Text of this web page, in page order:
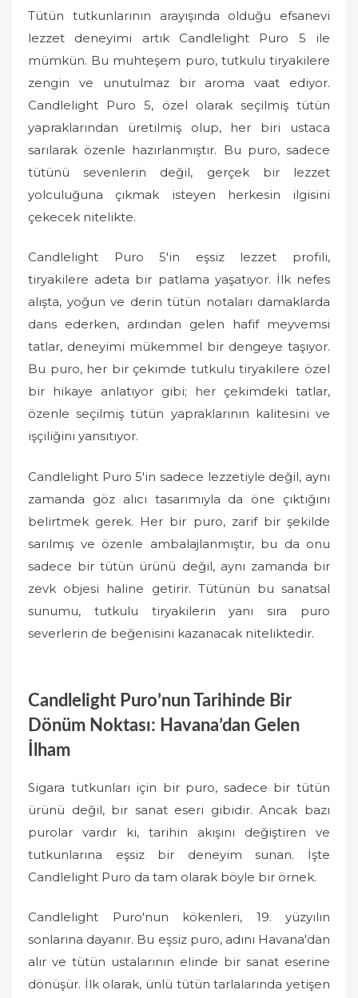
Tütün tutkunlarının arayışında olduğu efsanevi
lezzet deneyimi artık Candlelight Puro 5 ile
mümkün. Bu muhteşem puro, tutkulu tiryakilere
zengin ve unutulmaz bir aroma vaat ediyor.
Candlelight Puro 5, özel olarak seçilmiş tütün
yapraklarından üretilmiş olup, her biri ustaca
sarılarak özenle hazırlanmıştır. Bu puro, sadece
tütünü sevenlerin değil, gerçek bir lezzet
yolculuğuna çıkmak isteyen herkesin ilgisini
çekecek nitelikte.
Candlelight Puro 5'in eşsiz lezzet profili,
tiryakilere adeta bir patlama yaşatıyor. İlk nefes
alışta, yoğun ve derin tütün notaları damaklarda
dans ederken, ardından gelen hafif meyvemsi
tatlar, deneyimi mükemmel bir dengeye taşıyor.
Bu puro, her bir çekimde tutkulu tiryakilere özel
bir hikaye anlatıyor gibi; her çekimdeki tatlar,
özenle seçilmiş tütün yapraklarının kalitesini ve
işçiliğini yansıtıyor.
Candlelight Puro 5'in sadece lezzetiyle değil, aynı
zamanda göz alıcı tasarımıyla da öne çıktığını
belirtmek gerek. Her bir puro, zarif bir şekilde
sarılmış ve özenle ambalajlanmıştır, bu da onu
sadece bir tütün ürünü değil, aynı zamanda bir
zevk objesi haline getirir. Tütünün bu sanatsal
sunumu, tutkulu tiryakilerin yanı sıra puro
severlerin de beğenisini kazanacak niteliktedir.
Candlelight Puro’nun Tarihinde Bir
Dönüm Noktası: Havana’dan Gelen
İlham
Sigara tutkunları için bir puro, sadece bir tütün
ürünü değil, bir sanat eseri gibidir. Ancak bazı
purolar vardır ki, tarihin akışını değiştiren ve
tutkunlarına eşsiz bir deneyim sunan. İşte
Candlelight Puro da tam olarak böyle bir örnek.
Candlelight Puro'nun kökenleri, 19. yüzyılın
sonlarına dayanır. Bu eşsiz puro, adını Havana'dan
alır ve tütün ustalarının elinde bir sanat eserine
dönüşür. İlk olarak, ünlü tütün tarlalarında yetişen